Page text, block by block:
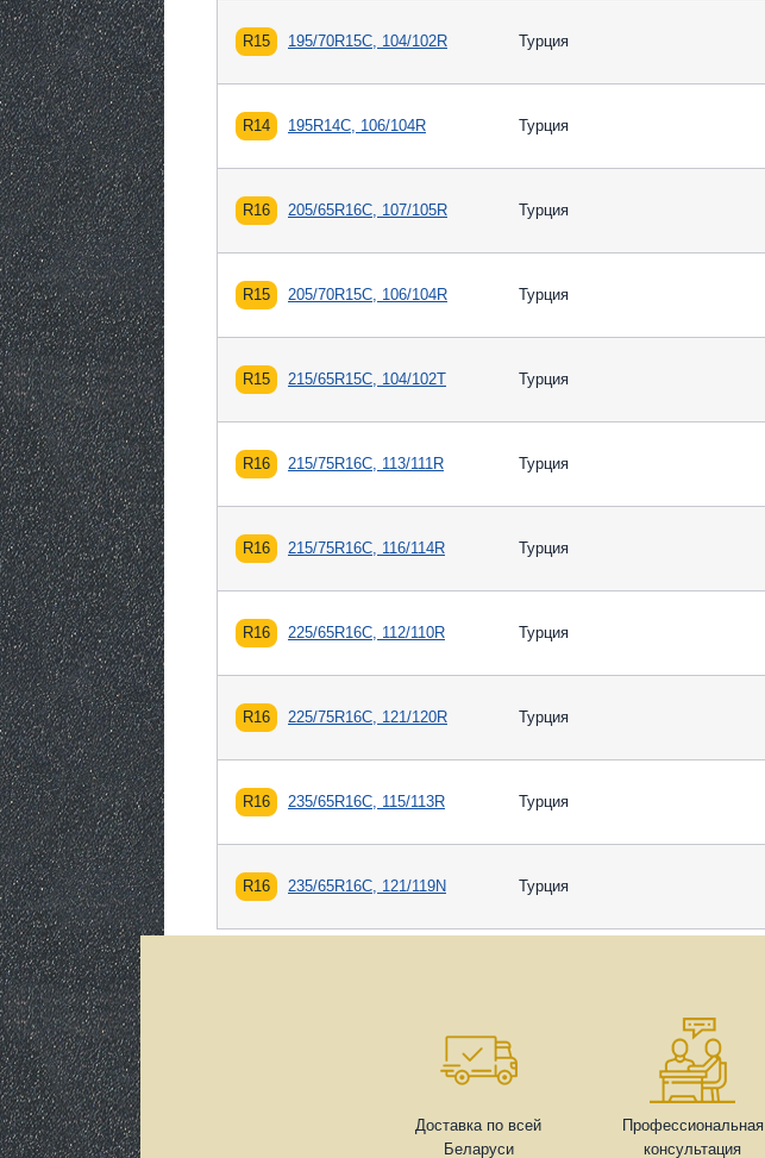
R15 195/70R15C, 104/102R Турция
R14 195R14C, 106/104R Турция
R16 205/65R16C, 107/105R Турция
R15 205/70R15C, 106/104R Турция
R15 215/65R15C, 104/102T Турция
R16 215/75R16C, 113/111R Турция
R16 215/75R16C, 116/114R Турция
R16 225/65R16C, 112/110R Турция
R16 225/75R16C, 121/120R Турция
R16 235/65R16C, 115/113R Турция
R16 235/65R16C, 121/119N Турция
Доставка по всей
Беларуси
Профессиональная
консультация